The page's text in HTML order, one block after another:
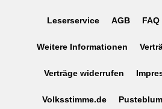
Leserservice AGB FAQ
Weitere Informationen
Verträge widerrufen
Volksstimme.de